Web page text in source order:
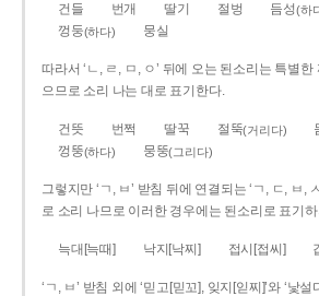
건들 번개 딸기 절벙 듬성(하
껑둥(하다) 뭉실
따라서 ‘ㄴ, ㄹ, ㅁ, ㅇ’ 뒤에 오는 된소리는 특별
으므로 소리 나는 대로 표기한다.
건뜻 번쩍 딸꾹 절뚝(거리다)
껑뚱(하다) 뭉뚱(그리다)
그렇지만 ‘ㄱ, ㅂ’ 받침 뒤에 연결되는 ‘ㄱ, ㄷ, ㅂ,
로 소리 나므로 이러한 경우에는 된소리로 표기
늑대[늑때] 낙지[낙찌] 접시[접씨]
‘ㄱ, ㅂ’ 받침 외에 ‘믿고[믿꼬], 잊지[읻찌]’와 ‘낯